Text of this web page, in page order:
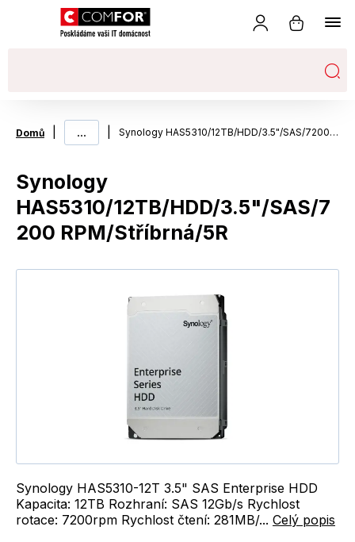
Domů ... Synology HAS5310/12TB/HDD/3.5"/SAS/7200 RPM/Stříbrná/5R
Synology
HAS5310/12TB/HDD/3.5"/SAS/7
200 RPM/Stříbrná/5R
Synology HAS5310-12T 3.5" SAS Enterprise HDD
Kapacita: 12TB Rozhraní: SAS 12Gb/s Rychlost
rotace: 7200rpm Rychlost čtení: 281MB/... Celý popis